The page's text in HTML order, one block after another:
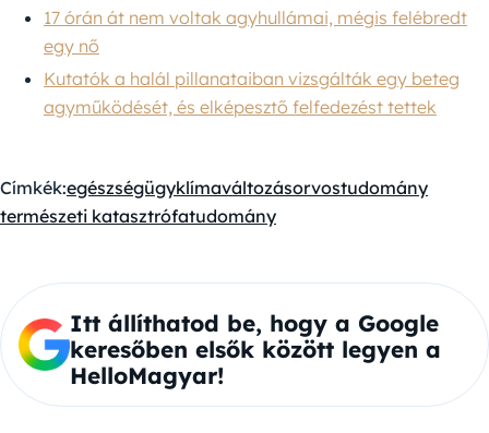
17 órán át nem voltak agyhullámai, mégis felébredt
egy nő
Kutatók a halál pillanataiban vizsgálták egy beteg
agyműködését, és elképesztő felfedezést tettek
Címkék:egészségügyklímaváltozásorvostudomány
természeti katasztrófatudomány
Itt állíthatod be, hogy a Google
keresőben elsők között legyen a
HelloMagyar!